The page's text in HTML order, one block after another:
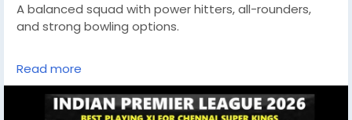
A balanced squad with power hitters, all-rounders,
and strong bowling options.
Would you change anything in this lineup?
More updates 👉https://gold365s.in/
Read more